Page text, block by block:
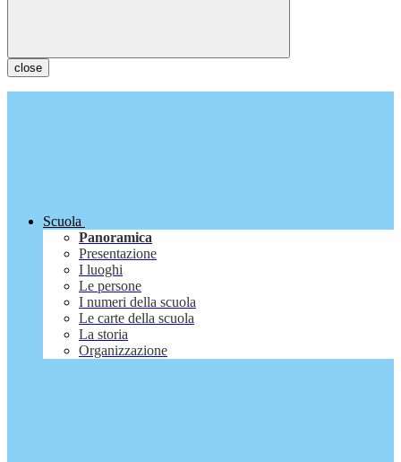
close
Scuola
Panoramica
Presentazione
I luoghi
Le persone
I numeri della scuola
Le carte della scuola
La storia
Organizzazione